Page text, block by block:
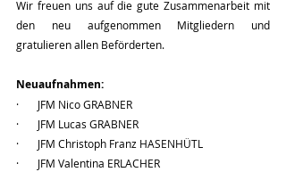
Wir freuen uns auf die gute Zusammenarbeit mit
den neu aufgenommen Mitgliedern und
gratulieren allen Beförderten.
Neuaufnahmen:
·       JFM Nico GRABNER
·       JFM Lucas GRABNER
·       JFM Christoph Franz HASENHÜTL
·       JFM Valentina ERLACHER